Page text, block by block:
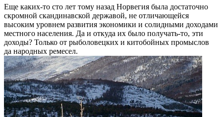
Еще каких-то сто лет тому назад Норвегия была достаточно
скромной скандинавской державой, не отличающейся
высоким уровнем развития экономики и солидными доходами
местного населения. Да и откуда их было получать-то, эти
доходы? Только от рыболовецких и китобойных промыслов
да народных ремесел.